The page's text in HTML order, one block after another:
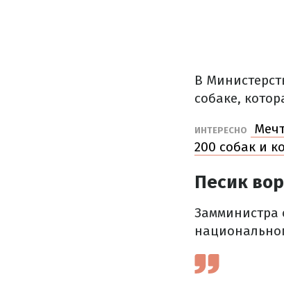
В
собаке,
ИНТЕРЕСНО
200 собак и
Песик
Замминистра